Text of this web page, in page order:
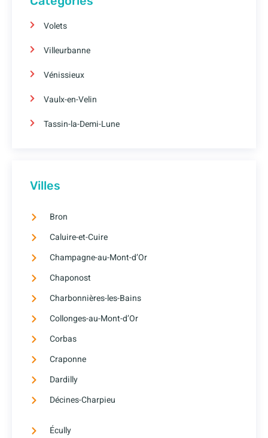
Volets
Villeurbanne
Vénissieux
Vaulx-en-Velin
Tassin-la-Demi-Lune
Villes
Bron
Caluire-et-Cuire
Champagne-au-Mont-d’Or
Chaponost
Charbonnières-les-Bains
Collonges-au-Mont-d’Or
Corbas
Craponne
Dardilly
Décines-Charpieu
Écully